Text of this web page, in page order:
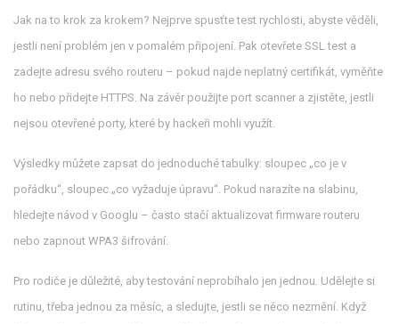
Jak na to krok za krokem? Nejprve spusťte test rychlosti, abyste věděli,
jestli není problém jen v pomalém připojení. Pak otevřete SSL test a
zadejte adresu svého routeru – pokud najde neplatný certifikát, vyměňte
ho nebo přidejte HTTPS. Na závěr použijte port scanner a zjistěte, jestli
nejsou otevřené porty, které by hackeři mohli využít.
Výsledky můžete zapsat do jednoduché tabulky: sloupec „co je v
pořádku“, sloupec „co vyžaduje úpravu“. Pokud narazíte na slabinu,
hledejte návod v Googlu – často stačí aktualizovat firmware routeru
nebo zapnout WPA3 šifrování.
Pro rodiče je důležité, aby testování neprobíhalo jen jednou. Udělejte si
rutinu, třeba jednou za měsíc, a sledujte, jestli se něco nezmění. Když